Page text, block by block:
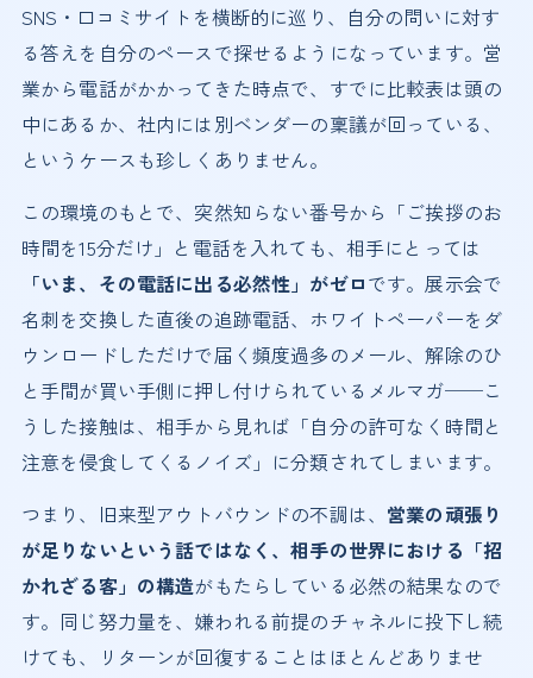
SNS・口コミサイトを横断的に巡り、自分の問いに対す
る答えを自分のペースで探せるようになっています。営
業から電話がかかってきた時点で、すでに比較表は頭の
中にあるか、社内には別ベンダーの稟議が回っている、
というケースも珍しくありません。
この環境のもとで、突然知らない番号から「ご挨拶のお
時間を15分だけ」と電話を入れても、相手にとっては
「いま、その電話に出る必然性」がゼロです。展示会で
名刺を交換した直後の追跡電話、ホワイトペーパーをダ
ウンロードしただけで届く頻度過多のメール、解除のひ
と手間が買い手側に押し付けられているメルマガ──こ
うした接触は、相手から見れば「自分の許可なく時間と
注意を侵食してくるノイズ」に分類されてしまいます。
つまり、旧来型アウトバウンドの不調は、 営業の頑張り
が足りないという話ではなく、相手の世界における「招
かれざる客」の構造がもたらしている必然の結果なので
す。同じ努力量を、嫌われる前提のチャネルに投下し続
けても、リターンが回復することはほとんどありませ